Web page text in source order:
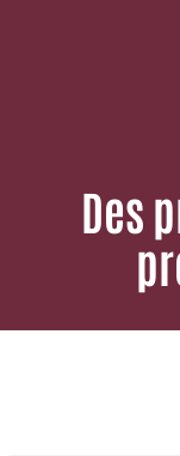
Des